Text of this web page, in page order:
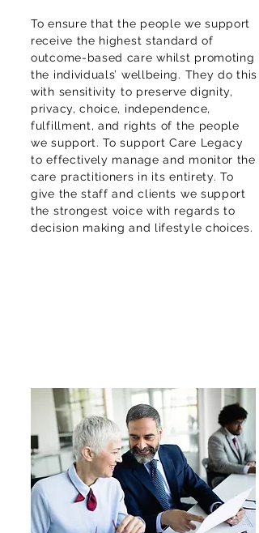
To ensure that the people we support
receive the highest standard of
outcome-based care whilst promoting
the individuals’ wellbeing. They do this
with sensitivity to preserve dignity,
privacy, choice, independence,
fulfillment, and rights of the people
we support. To support Care Legacy
to effectively manage and monitor the
care practitioners in its entirety. To
give the staff and clients we support
the strongest voice with regards to
decision making and lifestyle choices.